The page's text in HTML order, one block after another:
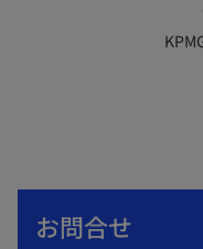
お問合せ